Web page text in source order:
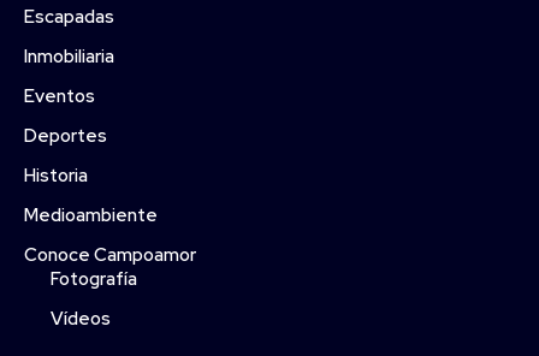
Escapadas
Inmobiliaria
Eventos
Deportes
Historia
Medioambiente
Conoce Campoamor
Fotografía
Vídeos